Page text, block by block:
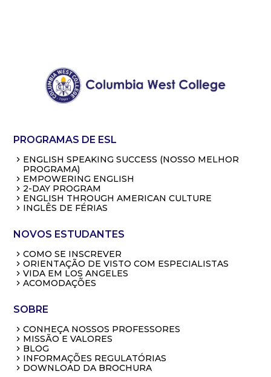
PROGRAMAS DE ESL
ENGLISH SPEAKING SUCCESS (NOSSO MELHOR
PROGRAMA)
EMPOWERING ENGLISH
2-DAY PROGRAM
ENGLISH THROUGH AMERICAN CULTURE
INGLÊS DE FÉRIAS
NOVOS ESTUDANTES
COMO SE INSCREVER
ORIENTAÇÃO DE VISTO COM ESPECIALISTAS
VIDA EM LOS ANGELES
ACOMODAÇÕES
SOBRE
CONHEÇA NOSSOS PROFESSORES
MISSÃO E VALORES
BLOG
INFORMAÇÕES REGULATÓRIAS
DOWNLOAD DA BROCHURA